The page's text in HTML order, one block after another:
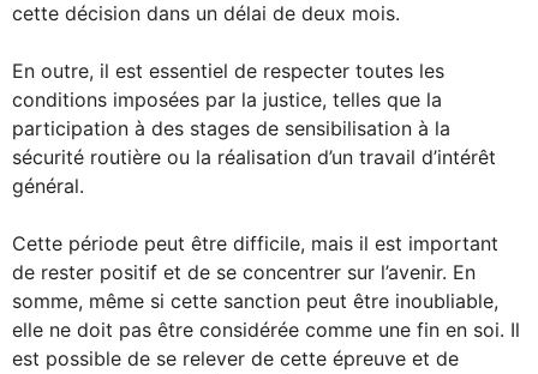
cette décision dans un délai de deux mois.
En outre, il est essentiel de respecter toutes les
conditions imposées par la justice, telles que la
participation à des stages de sensibilisation à la
sécurité routière ou la réalisation d’un travail d’intérêt
général.
Cette période peut être difficile, mais il est important
de rester positif et de se concentrer sur l’avenir. En
somme, même si cette sanction peut être inoubliable,
elle ne doit pas être considérée comme une fin en soi. Il
est possible de se relever de cette épreuve et de